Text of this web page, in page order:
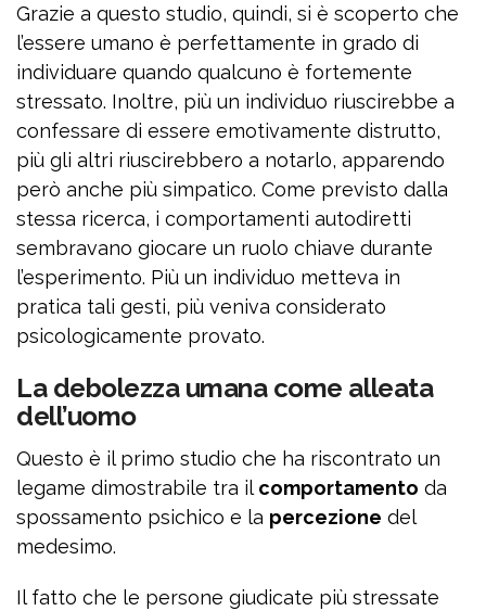
Grazie a questo studio, quindi, si è scoperto che
l’essere umano è perfettamente in grado di
individuare quando qualcuno è fortemente
stressato. Inoltre, più un individuo riuscirebbe a
confessare di essere emotivamente distrutto,
più gli altri riuscirebbero a notarlo, apparendo
però anche più simpatico. Come previsto dalla
stessa ricerca, i comportamenti autodiretti
sembravano giocare un ruolo chiave durante
l’esperimento. Più un individuo metteva in
pratica tali gesti, più veniva considerato
psicologicamente provato.
La debolezza umana come alleata
dell’uomo
Questo è il primo studio che ha riscontrato un
legame dimostrabile tra ilcomportamento da
spossamento psichico e la percezione del
medesimo.
Il fatto che le persone giudicate più stressate